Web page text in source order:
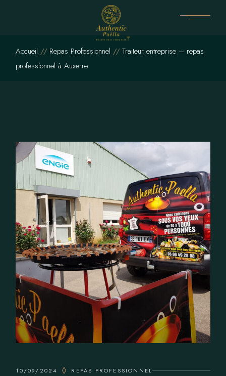
Accueil Repas Professionnel
Traiteur entreprise – repas
professionnel à Auxerre
10/09/2024 REPAS PROFESSIONNEL